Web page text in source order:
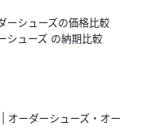
ーシューズの価格比較
シューズ の納期比較
オーダーシューズ・オー